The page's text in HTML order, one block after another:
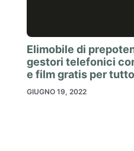
Elimobile di
gestori telefonici
e film gratis per
GIUGNO 19, 2022